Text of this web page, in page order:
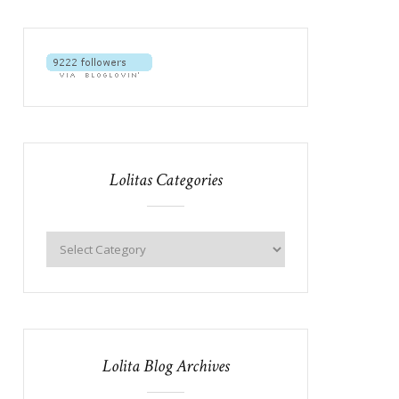
Lolitas Categories
Lolita Blog Archives